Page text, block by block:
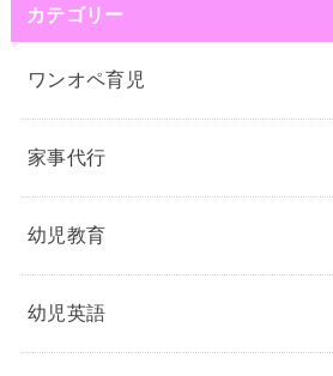
カテゴリー
ワンオペ育児
家事代行
幼児教育
幼児英語